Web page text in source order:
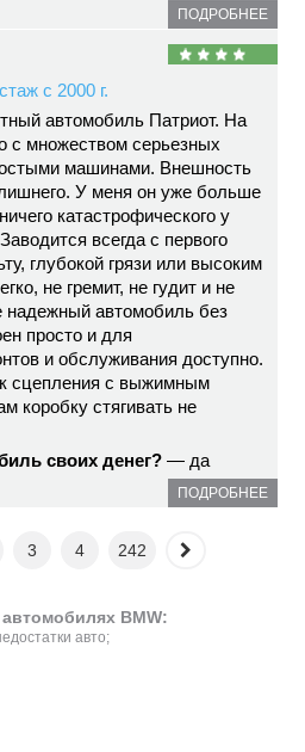
ПОДРОБНЕЕ
с 2000 г.
автомобиль Патриот. На
с множеством серьезных
машинами. Внешность
У меня он уже больше
катастрофического у
всегда с первого
глубокой грязи или высоким
не гремит, не гудит и не
надежный автомобиль без
просто и для
и обслуживания доступно.
сцепления с выжимным
коробку стягивать не
своих денег? — да
ПОДРОБНЕЕ
3 4 242
BMW:
авто;